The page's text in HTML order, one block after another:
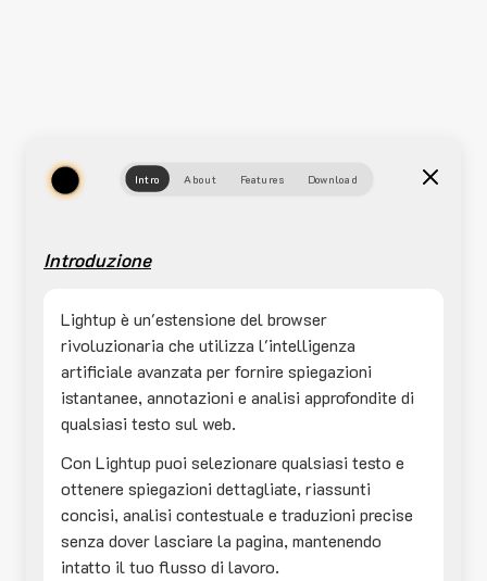
Intro About Features Download
Introduzione
Lightup è un'estensione del browser
rivoluzionaria che utilizza l'intelligenza
artificiale avanzata per fornire spiegazioni
istantanee, annotazioni e analisi approfondite di
qualsiasi testo sul web.
Con Lightup puoi selezionare qualsiasi testo e
ottenere spiegazioni dettagliate, riassunti
concisi, analisi contestuale e traduzioni precise
senza dover lasciare la pagina, mantenendo
intatto il tuo flusso di lavoro.